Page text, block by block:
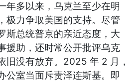
年多以来，乌克兰至少在明
极力争取美国的支持。尽管
斯总统普京的亲近态度，大
援助，还时常公开批评乌克
旧没有放弃。2025 年 2 月，
公室当面斥责泽连斯基。即